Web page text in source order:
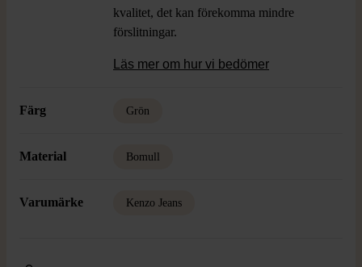
kvalitet, det kan förekomma mindre
förslitningar.
Läs mer om hur vi bedömer
Färg Grön
Material Bomull
Varumärke Kenzo Jeans